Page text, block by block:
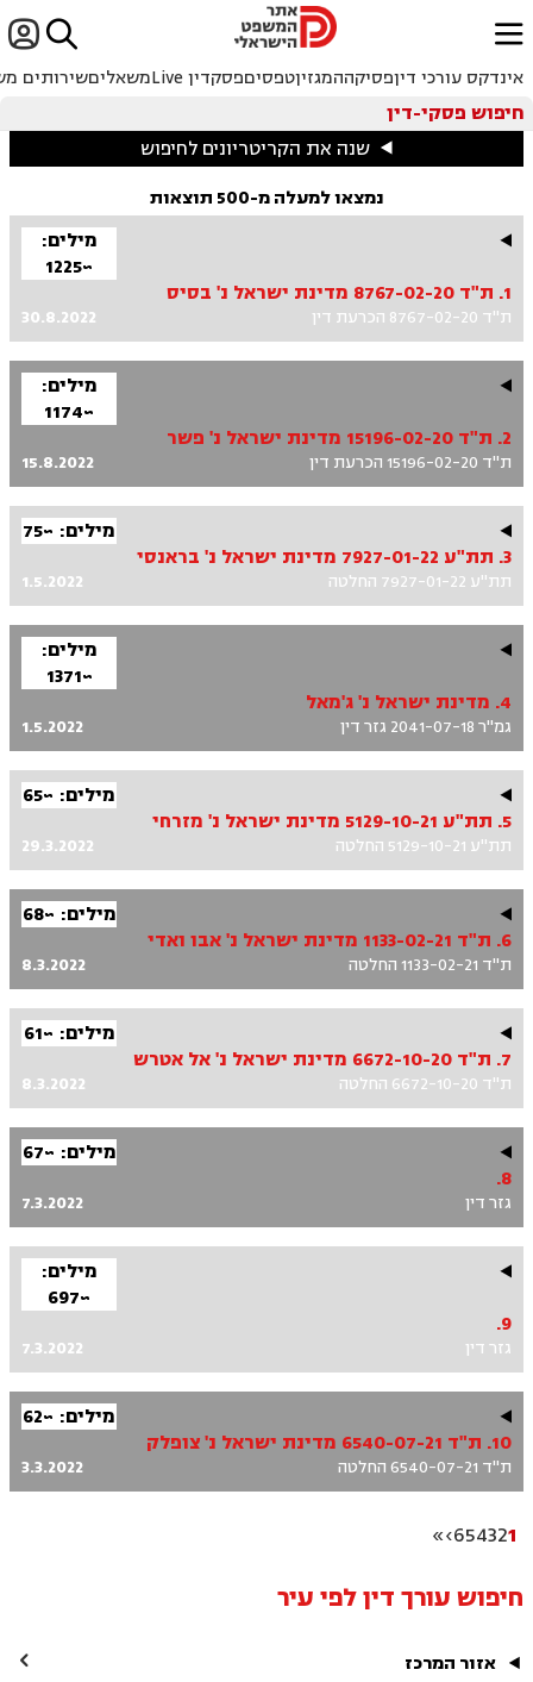

ﱐ
אינדקס עורכי דיןפסיקההמגזיןטפסיםפסקדין Live משאליםשירותים
חיפוש פסקי-דין
שנה את הקריטריונים לחיפוש
נמצאו למעלה מ-500 תוצאות
מילים:
~1225
1. ת"ד 8767-02-20 מדינת ישראל נ' בסיס
ת"ד 8767-02-20 הכרעת דין 30.8.2022
מילים:
~1174
2. ת"ד 15196-02-20 מדינת ישראל נ' פשר
ת"ד 15196-02-20 הכרעת דין 15.8.2022
מילים: ~75
3. תת"ע 7927-01-22 מדינת ישראל נ' בראנסי
תת"ע 7927-01-22 החלטה 1.5.2022
מילים:
~1371
4. מדינת ישראל נ' ג'מאל
גמ"ר 2041-07-18 גזר דין 1.5.2022
מילים: ~65
5. תת"ע 5129-10-21 מדינת ישראל נ' מזרחי
תת"ע 5129-10-21 החלטה 29.3.2022
מילים: ~68
6. ת"ד 1133-02-21 מדינת ישראל נ' אבו ואדי
ת"ד 1133-02-21 החלטה 8.3.2022
מילים: ~61
7. ת"ד 6672-10-20 מדינת ישראל נ' אל אטרש
ת"ד 6672-10-20 החלטה 8.3.2022
מילים: ~67
8.
גזר דין 7.3.2022
מילים:
~697
9.
גזר דין 7.3.2022
מילים: ~62
10. ת"ד 6540-07-21 מדינת ישראל נ' צופלק
ת"ד 6540-07-21 החלטה 3.3.2022
1
2
3
4
5
6
›
»
חיפוש עורך דין לפי עיר
אזור המרכז 